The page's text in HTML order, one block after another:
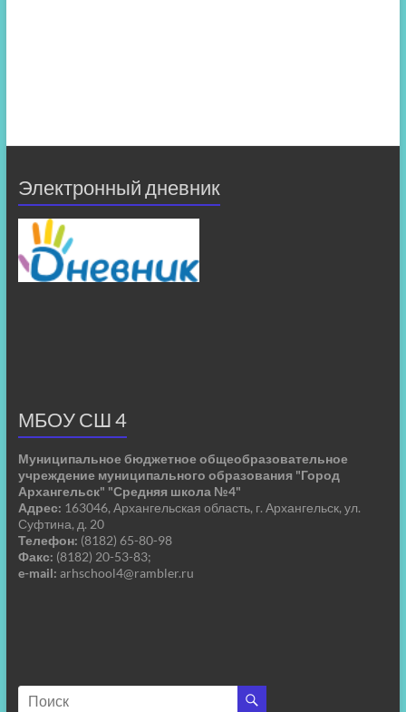
Электронный дневник
МБОУ СШ 4
Муниципальное бюджетное общеобразовательное
учреждение муниципального образования "Город
Архангельск" "Средняя школа №4"
Адрес: 163046, Архангельская область, г. Архангельск, ул.
Суфтина, д. 20
Телефон: (8182) 65-80-98
Факс: (8182) 20-53-83;
e-mail: arhschool4@rambler.ru